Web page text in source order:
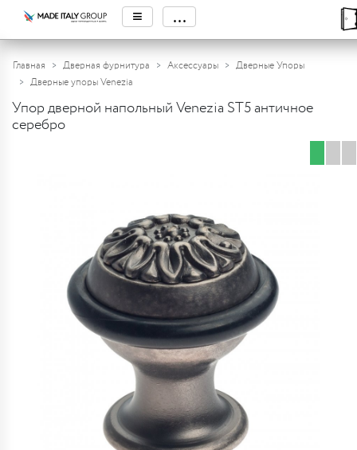
≡ ...
Главная Дверная фурнитура Аксессуары
Дверные Упоры
Дверные упоры Venezia
Упор дверной напольный Venezia ST5 античное
серебро